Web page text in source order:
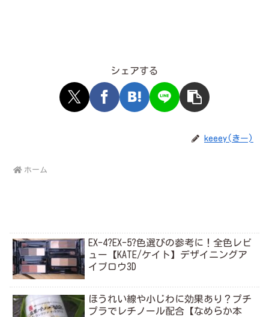
シェアする
keeey(きー)
ホーム
EX-4?EX-5?色選びの参考に！全色レビ
ュー【KATE/ケイト】デザイニングア
イブロウ3D
ほうれい線や小じわに効果あり？プチ
プラでレチノール配合【なめらか本